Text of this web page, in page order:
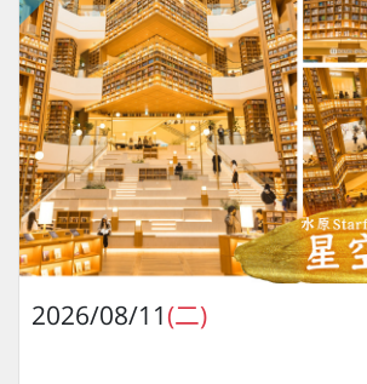
2026/08/11(二)